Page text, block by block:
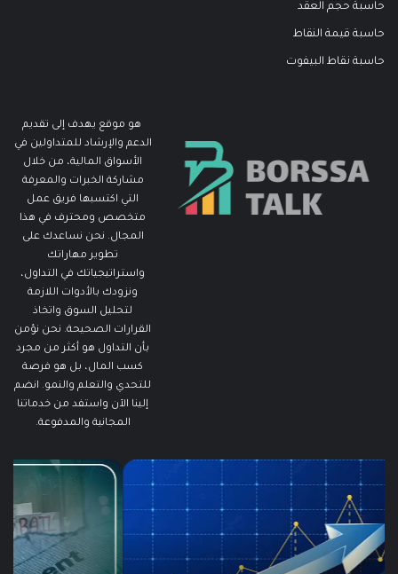
حاسبة حجم العقد
حاسبة قيمة النقاط
حاسبة نقاط البيفوت
هو موقع يهدف إلى تقديم
الدعم والإرشاد للمتداولين في
الأسواق المالية، من خلال
مشاركة الخبرات والمعرفة
التي اكتسبها فريق عمل
متخصص ومحترف في هذا
المجال. نحن نساعدك على
تطوير مهاراتك
واستراتيجياتك في التداول،
ونزودك بالأدوات اللازمة
لتحليل السوق واتخاذ
القرارات الصحيحة. نحن نؤمن
بأن التداول هو أكثر من مجرد
كسب المال، بل هو فرصة
للتحدي والتعلم والنمو. انضم
إلينا الآن واستفد من خدماتنا
المجانية والمدفوعة.
مطالبات
البطالة
الولايات
المتحدة
تنخفض